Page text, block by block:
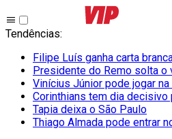
Tendências:
Filipe Luís ganha carta
Presidente do Remo solta o
Vinícius Júnior pode jogar na
Corinthians tem dia decisivo
Tapia deixa o São Paulo
Thiago Almada pode entrar